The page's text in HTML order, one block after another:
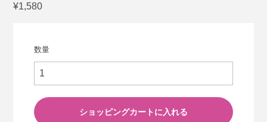
¥1,580
数量